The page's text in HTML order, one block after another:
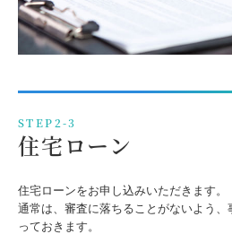
STEP2-3
住宅ローン
住宅ローンをお申し込みいただきます。
通常は、審査に落ちることがないよう
っておきます。